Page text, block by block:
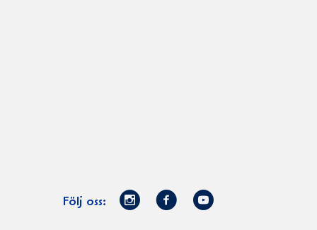
Följ oss:
Norrmejerier
Facebook
Youtube